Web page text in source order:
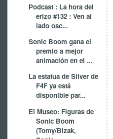
Podcast : La hora del
erizo #132 : Ven al
lado osc...
Sonic Boom gana el
premio a mejor
animación en el ...
La estatua de Silver de
F4F ya está
disponible par...
El Museo: Figuras de
Sonic Boom
(Tomy/Bizak,